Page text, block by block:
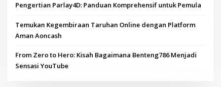
Pengertian Parlay4D: Panduan Komprehensif untuk Pemula
Temukan Kegembiraan Taruhan Online dengan Platform
Aman Aoncash
From Zero to Hero: Kisah Bagaimana Benteng786 Menjadi
Sensasi YouTube